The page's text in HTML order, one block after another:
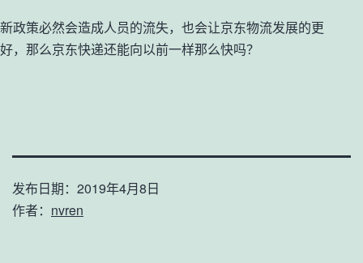
新政策必然会造成人员的流失，也会让京东物流发展的更
好，那么京东快递还能向以前一样那么快吗？
发布日期： 2019年4月8日
作者： nvren